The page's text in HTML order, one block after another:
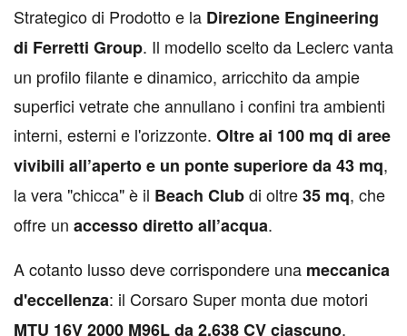
Strategico di Prodotto e la Direzione Engineering
di Ferretti Group. Il modello scelto da Leclerc vanta
un profilo filante e dinamico, arricchito da ampie
superfici vetrate che annullano i confini tra ambienti
interni, esterni e l'orizzonte. Oltre ai 100 mq di aree
vivibili all’aperto e un ponte superiore da 43 mq,
la vera "chicca" è il Beach Clubdi oltre35 mq, che
offre un accesso diretto all’acqua.
A cotanto lusso deve corrispondere una meccanica
d'eccellenza: il Corsaro Super monta due motori
MTU 16V 2000 M96L da 2.638 CV ciascuno,